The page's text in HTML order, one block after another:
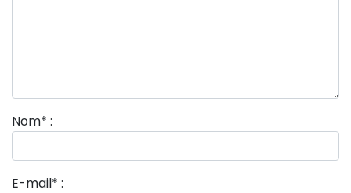
Nom* :
E-mail* :